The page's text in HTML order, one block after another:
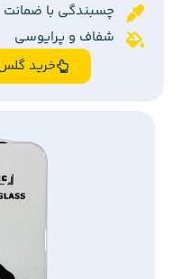
چسبندگی با ضمانت
شفاف و پرایوسی
خرید